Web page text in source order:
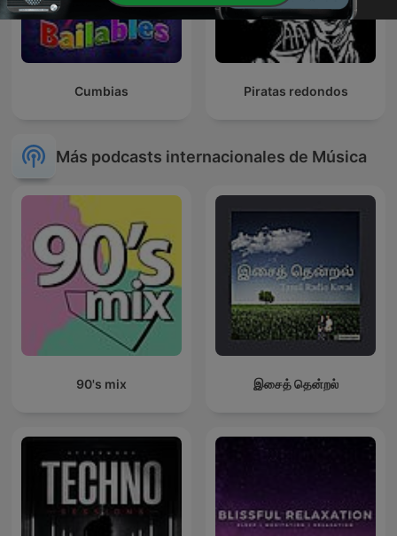
Cumbias Piratas redondos
Más podcasts internacionales de Música
90's mix இசைத் தென்றல்